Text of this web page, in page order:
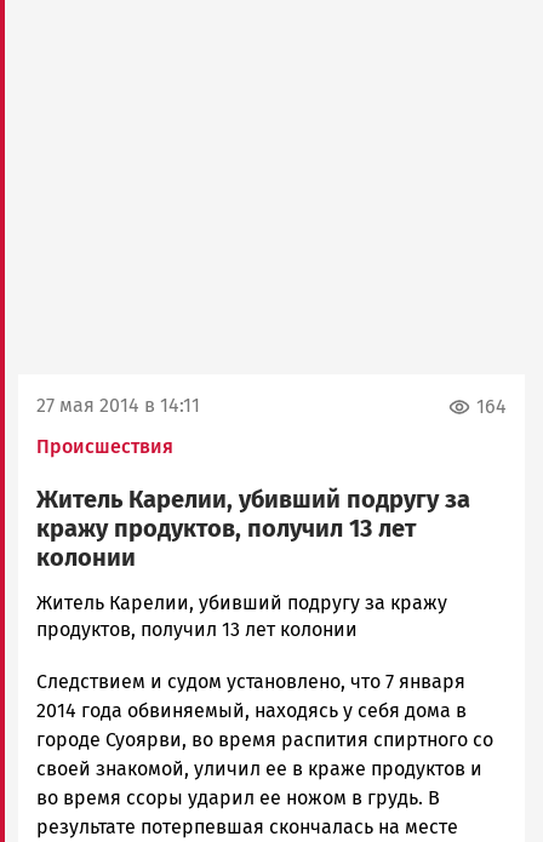
27 мая 2014 в 14:11
Происшествия
164
Житель Карелии, убивший подругу за
кражу продуктов, получил 13 лет
колонии
admintimur
Новости
и
Карелии
|
Петрозаводск
ГОВОРИТ
Житель Карелии, убивший подругу за кражу
продуктов, получил 13 лет колонии
Следствием и судом установлено, что 7 января
2014 года обвиняемый, находясь у себя дома в
городе Суоярви, во время распития спиртного со
своей знакомой, уличил ее в краже продуктов и
во время ссоры ударил ее ножом в грудь. В
результате потерпевшая скончалась на месте